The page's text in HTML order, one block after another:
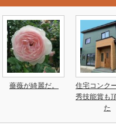
薔薇が綺麗だ。
住宅コンク
秀技能賞も
た